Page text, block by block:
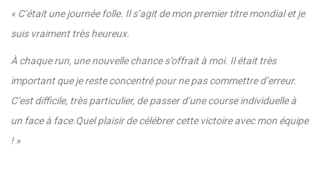
« C’était une journée folle. Il s’agit de mon premier titre mondial et je
suis vraiment très heureux.
À chaque run, une nouvelle chance s’offrait à moi. Il était très
important que je reste concentré pour ne pas commettre d’erreur.
C’est difficile, très particulier, de passer d’une course individuelle à
un face à face.Quel plaisir de célébrer cette victoire avec mon équipe
! »